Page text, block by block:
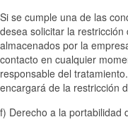
Si se cumple una de las
desea solicitar la
almacenados por la
contacto en cualquier
responsable del
encargará de la restricción
f) Derecho a la portabilidad